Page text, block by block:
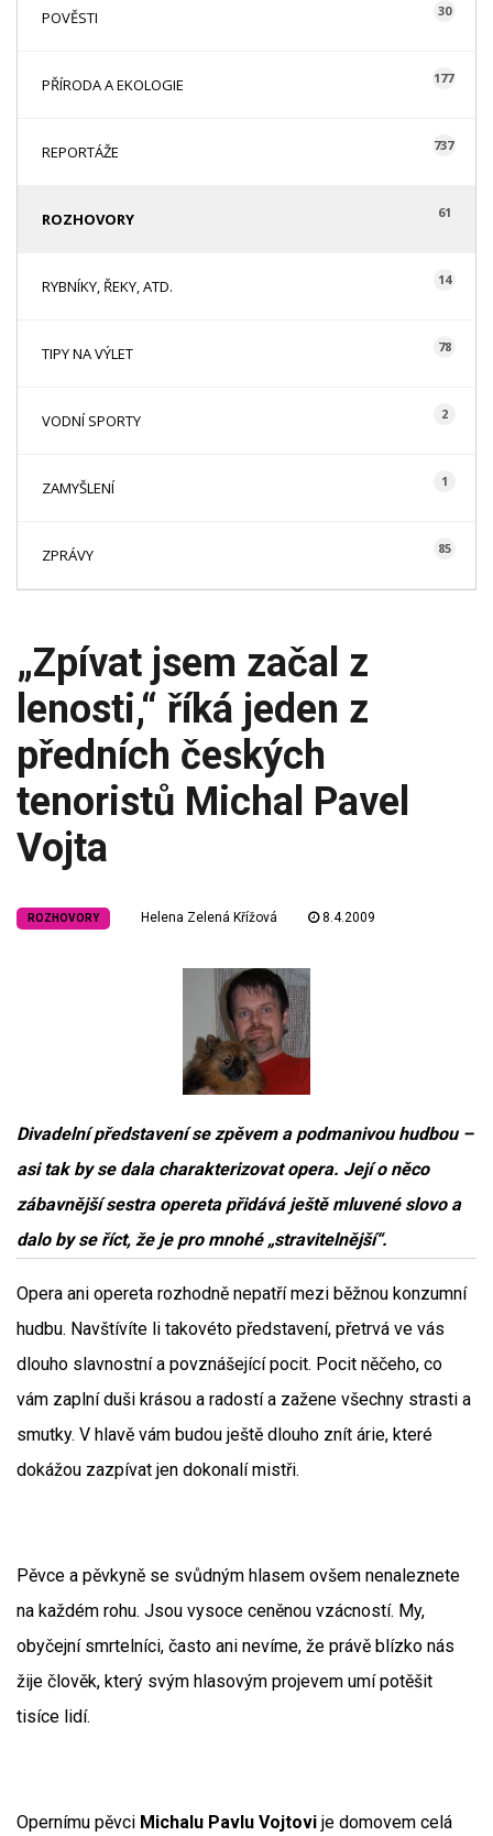
POVĚSTI 30
PŘÍRODA A EKOLOGIE 177
REPORTÁŽE 737
ROZHOVORY 61
RYBNÍKY, ŘEKY, ATD. 14
TIPY NA VÝLET 78
VODNÍ SPORTY 2
ZAMYŠLENÍ 1
ZPRÁVY 85
„Zpívat jsem začal z
lenosti,“ říká jeden z
předních českých
tenoristů Michal Pavel
Vojta
ROZHOVORY Helena Zelená Křížová 8.4.2009
Divadelní představení se zpěvem a podmanivou hudbou –
asi tak by se dala charakterizovat opera. Její o něco
zábavnější sestra opereta přidává ještě mluvené slovo a
dalo by se říct, že je pro mnohé „stravitelnější“.
Opera ani opereta rozhodně nepatří mezi běžnou konzumní
hudbu. Navštívíte li takovéto představení, přetrvá ve vás
dlouho slavnostní a povznášející pocit. Pocit něčeho, co
vám zaplní duši krásou a radostí a zažene všechny strasti a
smutky. V hlavě vám budou ještě dlouho znít árie, které
dokážou zazpívat jen dokonalí mistři.
Pěvce a pěvkyně se svůdným hlasem ovšem nenaleznete
na každém rohu. Jsou vysoce ceněnou vzácností. My,
obyčejní smrtelníci, často ani nevíme, že právě blízko nás
žije člověk, který svým hlasovým projevem umí potěšit
tisíce lidí.
Opernímu pěvci Michalu Pavlu Vojtovi je domovem celá